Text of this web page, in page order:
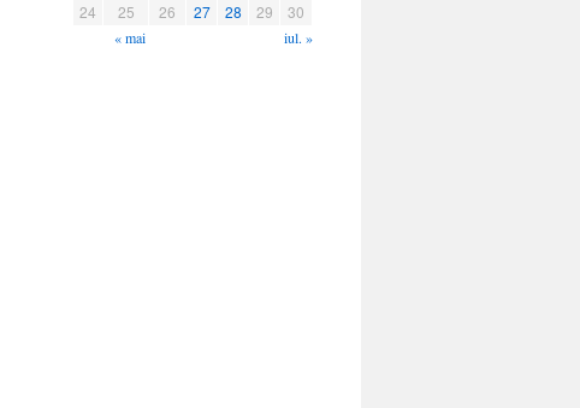
24
25 26 27 28 29 30
« mai iul. »